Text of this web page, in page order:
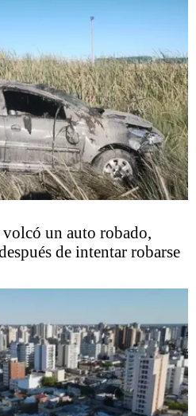
un auto robado,
de intentar robarse